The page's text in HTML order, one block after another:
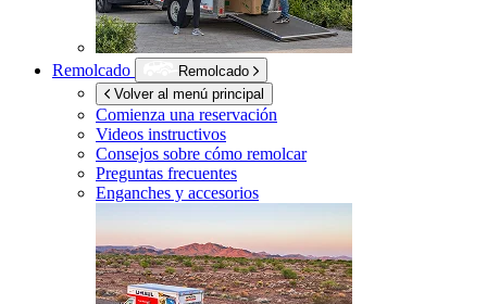
Remolcado
Remolcado
Volver al menú principal
Comienza una reservación
Videos instructivos
Consejos sobre cómo remolcar
Preguntas frecuentes
Enganches y accesorios